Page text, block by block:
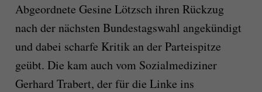
Abgeordnete Gesine Lötzsch ihren Rückzug
nach der nächsten Bundestagswahl angekündigt
und dabei scharfe Kritik an der Parteispitze
geübt. Die kam auch vom Sozialmediziner
Gerhard Trabert, der für die Linke ins